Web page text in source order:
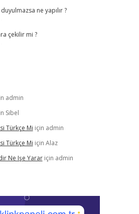
ne yapılır ?
çekilir mi ?
admin
Sibel
Türkçe Mi için admin
Türkçe Mi için Alaz
Ne Işe Yarariçin admin